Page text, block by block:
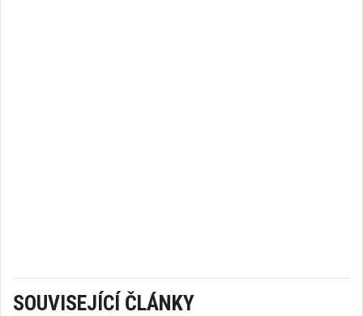
SOUVISEJÍCÍ ČLÁNKY